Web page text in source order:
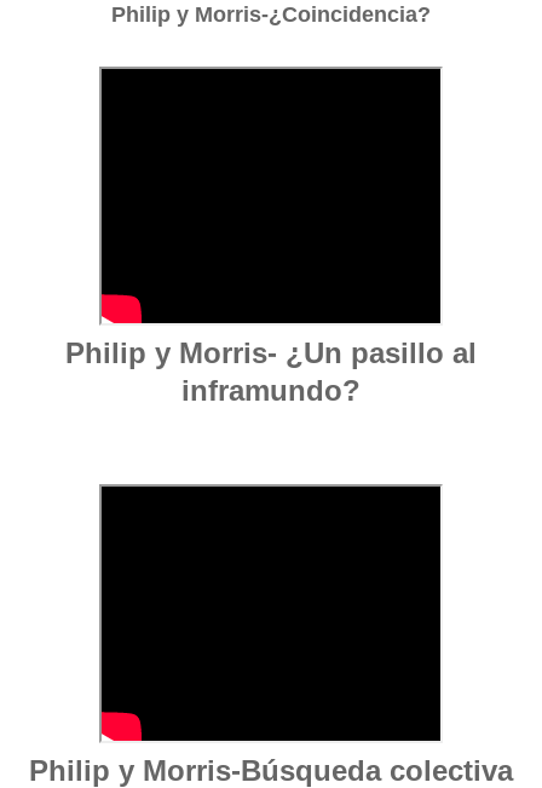
Philip y Morris-¿Coincidencia?
Philip y Morris- ¿Un pasillo al
inframundo?
Philip y Morris-Búsqueda colectiva